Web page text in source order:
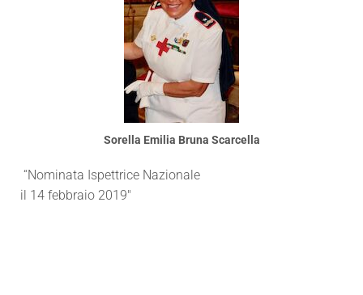
Sorella Emilia Bruna Scarcella
“Nominata Ispettrice Nazionale
il 14 febbraio 2019″